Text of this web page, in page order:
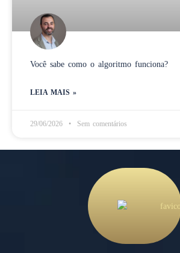
Você sabe como o algoritmo funciona?
LEIA MAIS »
29/06/2026 Sem comentários